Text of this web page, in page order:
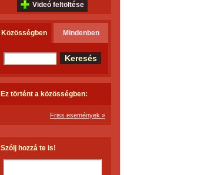
Videó feltöltése
Közösségben Mindenben
Ez történt a közösségben:
Friss események »
Szólj hozzá te is!